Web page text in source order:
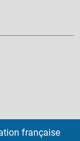
française